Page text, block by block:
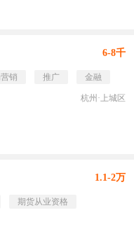
6-8千
销 推广 金融
杭州·上城区
1.1-2万
期货从业资格